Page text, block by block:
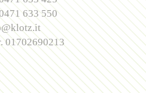
633 550
01702690213